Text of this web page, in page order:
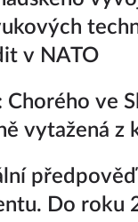
v NATO
Chorého ve
vytažená z
předpověď
Do roku